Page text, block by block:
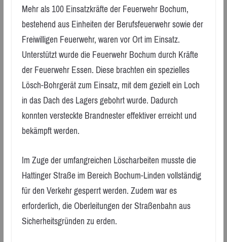
Mehr als 100 Einsatzkräfte der Feuerwehr Bochum,
bestehend aus Einheiten der Berufsfeuerwehr sowie der
Freiwilligen Feuerwehr, waren vor Ort im Einsatz.
Unterstützt wurde die Feuerwehr Bochum durch Kräfte
der Feuerwehr Essen. Diese brachten ein spezielles
Lösch-Bohrgerät zum Einsatz, mit dem gezielt ein Loch
in das Dach des Lagers gebohrt wurde. Dadurch
konnten versteckte Brandnester effektiver erreicht und
bekämpft werden.
Im Zuge der umfangreichen Löscharbeiten musste die
Hattinger Straße im Bereich Bochum-Linden vollständig
für den Verkehr gesperrt werden. Zudem war es
erforderlich, die Oberleitungen der Straßenbahn aus
Sicherheitsgründen zu erden.